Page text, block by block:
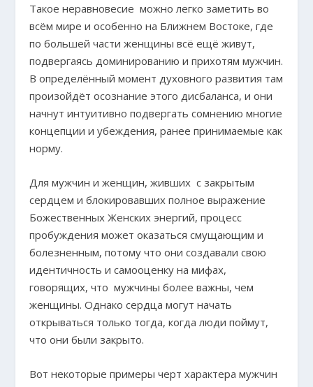
Такое неравновесие можно легко заметить во
всём мире и особенно на Ближнем Востоке, где
по большей части женщины всё ещё живут,
подвергаясь доминированию и прихотям мужчин.
В определённый момент духовного развития там
произойдёт осознание этого дисбаланса, и они
начнут интуитивно подвергать сомнению многие
концепции и убеждения, ранее принимаемые как
норму.
Для мужчин и женщин, живших с закрытым
сердцем и блокировавших полное выражение
Божественных Женских энергий, процесс
пробуждения может оказаться смущающим и
болезненным, потому что они создавали свою
идентичность и самооценку на мифах,
говорящих, что мужчины более важны, чем
женщины. Однако сердца могут начать
открываться только тогда, когда люди поймут,
что они были закрыто.
Вот некоторые примеры черт характера мужчин